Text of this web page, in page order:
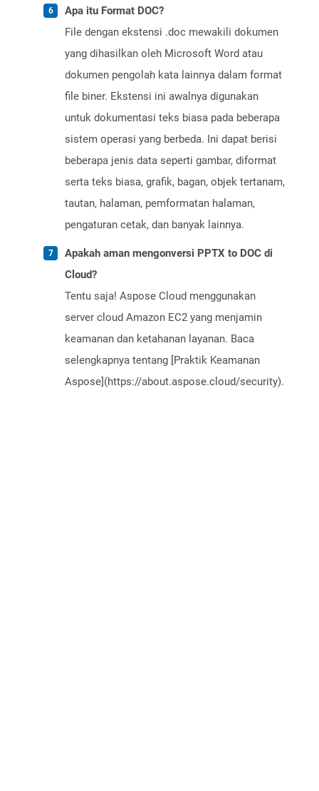
Apa itu Format DOC?
File dengan ekstensi .doc mewakili dokumen
yang dihasilkan oleh Microsoft Word atau
dokumen pengolah kata lainnya dalam format
file biner. Ekstensi ini awalnya digunakan
untuk dokumentasi teks biasa pada beberapa
sistem operasi yang berbeda. Ini dapat berisi
beberapa jenis data seperti gambar, diformat
serta teks biasa, grafik, bagan, objek tertanam,
tautan, halaman, pemformatan halaman,
pengaturan cetak, dan banyak lainnya.
Apakah aman mengonversi PPTX to DOC di
Cloud?
Tentu saja! Aspose Cloud menggunakan
server cloud Amazon EC2 yang menjamin
keamanan dan ketahanan layanan. Baca
selengkapnya tentang [Praktik Keamanan
Aspose](https://about.aspose.cloud/security).